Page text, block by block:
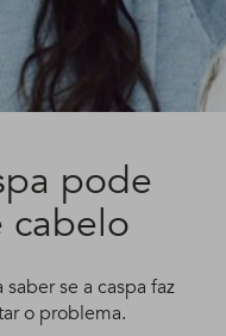
pode
cabelo
se a caspa faz
o problema.